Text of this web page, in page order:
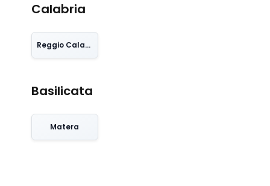
Calabria
Reggio Calabria
Basilicata
Matera